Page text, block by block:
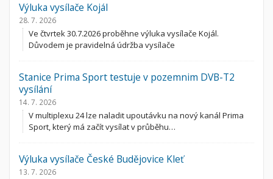
Výluka vysílače Kojál
28. 7. 2026
Ve čtvrtek 30.7.2026 proběhne výluka vysílače Kojál.
Důvodem je pravidelná údržba vysílače
Stanice Prima Sport testuje v pozemnim DVB-T2
vysílání
14. 7. 2026
V multiplexu 24 lze naladit upoutávku na nový kanál Prima
Sport, který má začít vysílat v průběhu…
Výluka vysílače České Budějovice Kleť
13. 7. 2026